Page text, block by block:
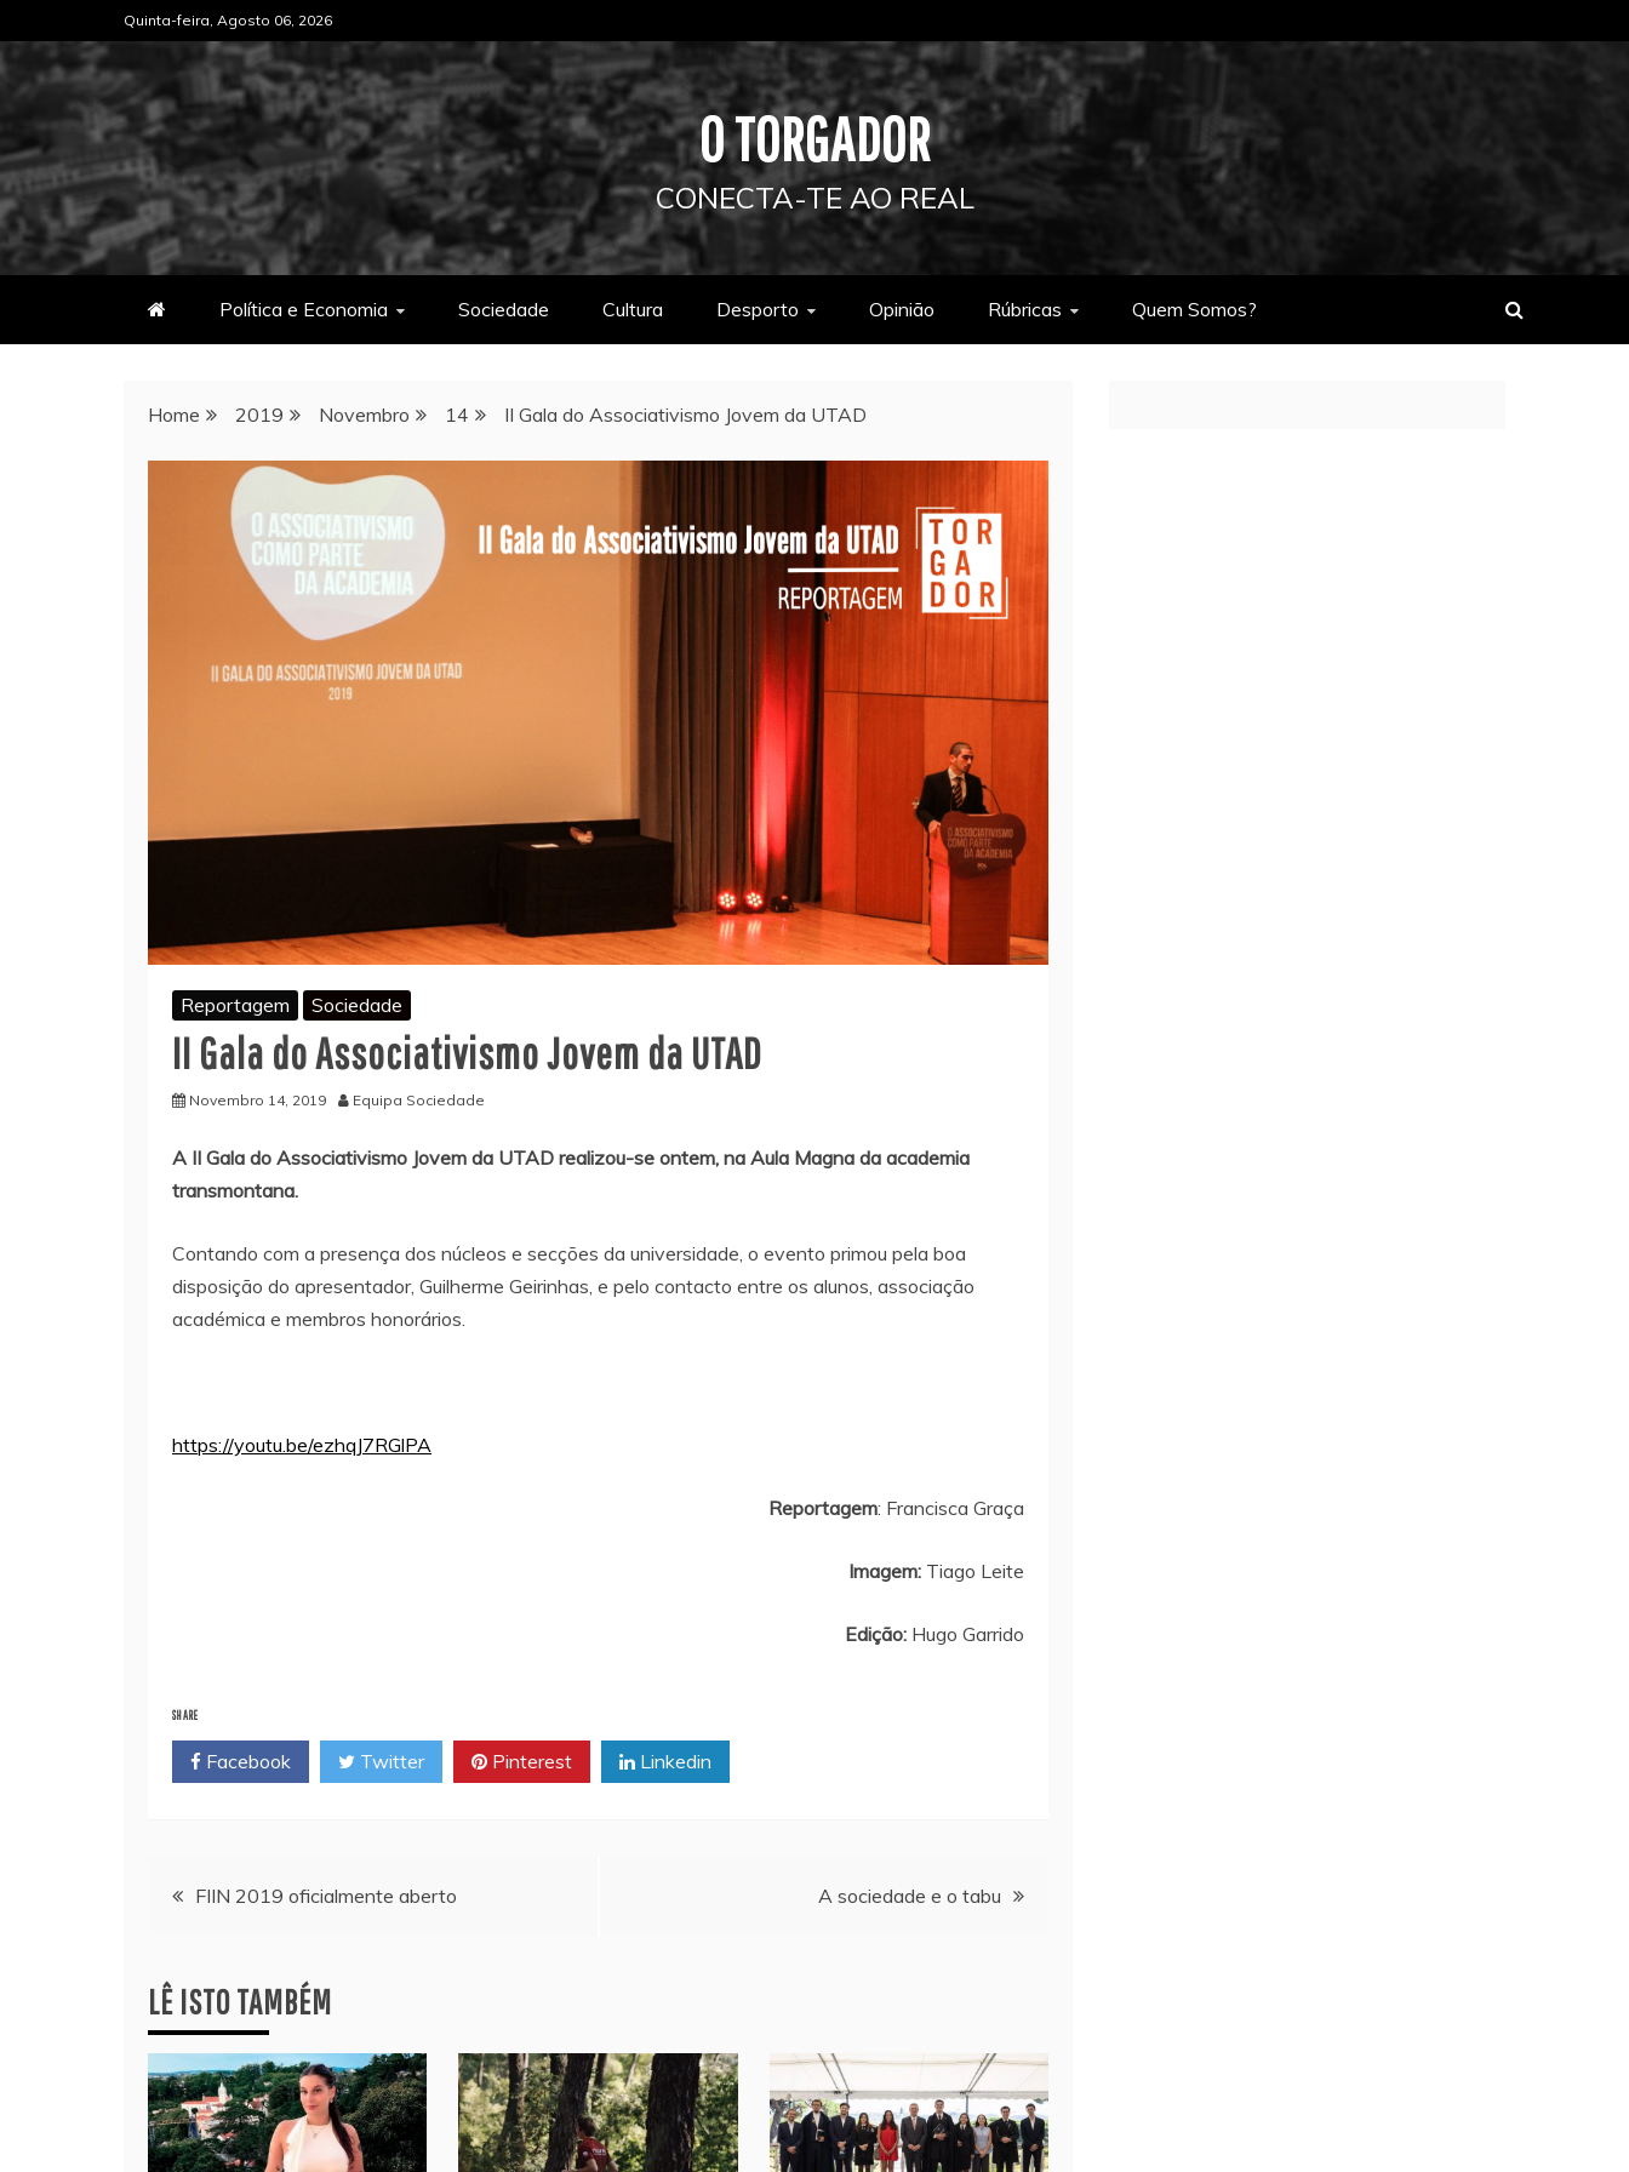
to
content
Quinta-feira, Agosto 06, 2026
O TORGADOR
CONECTA-TE AO REAL
Política e Economia Sociedade Cultura Desporto Opinião Rúbricas Quem Somos?
Home 2019 Novembro 14 II Gala do Associativismo Jovem da UTAD
Reportagem Sociedade
II Gala do Associativismo Jovem da UTAD
Novembro 14, 2019 Equipa Sociedade
A II Gala do Associativismo Jovem da UTAD realizou-se ontem, na Aula Magna da academia
transmontana.
Contando com a presença dos núcleos e secções da universidade, o evento primou pela boa
disposição do apresentador, Guilherme Geirinhas, e pelo contacto entre os alunos, associação
académica e membros honorários.
https://youtu.be/ezhqJ7RGlPA
Reportagem: Francisca Graça
Imagem: Tiago Leite
Edição: Hugo Garrido
SHARE
Facebook Twitter Pinterest Linkedin
Navegação
artigos
FIIN 2019 oficialmente aberto A sociedade e o tabu
LÊ ISTO TAMBÉM